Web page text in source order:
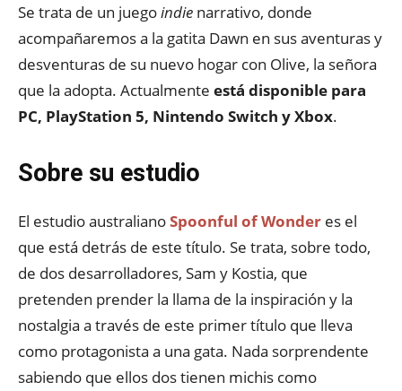
Se trata de un juegoindie narrativo, donde
acompañaremos a la gatita Dawn en sus aventuras y
desventuras de su nuevo hogar con Olive, la señora
que la adopta. Actualmente está disponible para
PC, PlayStation 5, Nintendo Switch y Xbox.
Sobre su estudio
El estudio australianoSpoonful of Wonder es el
que está detrás de este título. Se trata, sobre todo,
de dos desarrolladores, Sam y Kostia, que
pretenden prender la llama de la inspiración y la
nostalgia a través de este primer título que lleva
como protagonista a una gata. Nada sorprendente
sabiendo que ellos dos tienen michis como